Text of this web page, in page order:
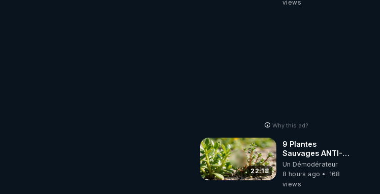
views
Why this ad?
22:18
9 Plantes
Sauvages ANTI-
FAMINE: ces
Ressources
Un Démodérateur
8 hours ago
168
views